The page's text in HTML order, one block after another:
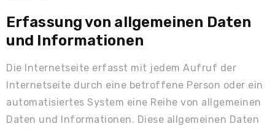
Erfassung von allgemeinen Daten
und Informationen
Die Internetseite erfasst mit jedem Aufruf der
Internetseite durch eine betroffene Person oder ein
automatisiertes System eine Reihe von allgemeinen
Daten und Informationen. Diese allgemeinen Daten